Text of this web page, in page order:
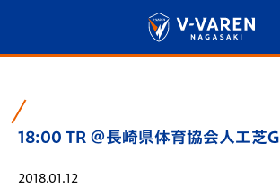
18:00 TR ＠長崎県体育協会人工芝G
2018.01.12